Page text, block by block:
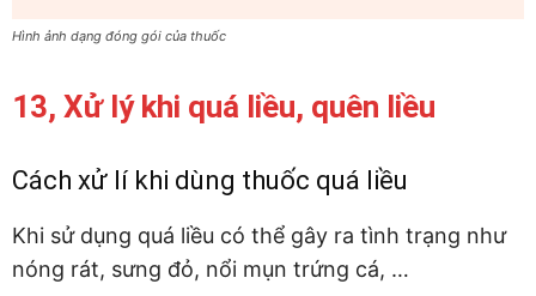
Hình ảnh dạng đóng gói của thuốc
13, Xử lý khi quá liều, quên liều
Cách xử lí khi dùng thuốc quá liều
Khi sử dụng quá liều có thể gây ra tình trạng như
nóng rát, sưng đỏ, nổi mụn trứng cá, …